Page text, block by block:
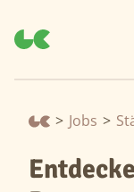
> Jobs >